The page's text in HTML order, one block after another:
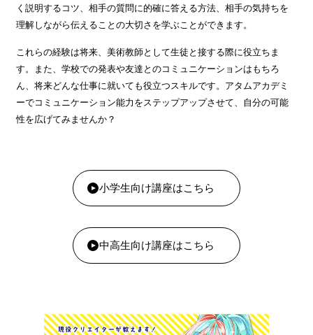
く説明するコツ、相手の質問に的確に答える方法、相手の気持ちを
理解しながら伝えることの大切さを学ぶことができます。
これらの経験は将来、美術教師として生徒と接する際に役立ちま
す。また、学校での発表や友達とのコミュニケーションはもちろ
ん、将来どんな仕事に就いても役立つスキルです。アタムアカデミ
ーでコミュニケーション能力をステップアップさせて、自分の可能
性を広げてみませんか？
小学生向け講座はこちら
中高生向け講座はこちら